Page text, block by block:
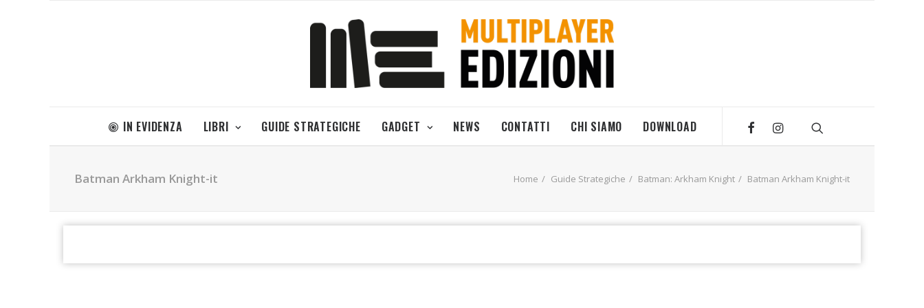
IN EVIDENZA LIBRI GUIDE STRATEGICHE GADGET NEWS CONTATTI CHI SIAMO DOWNLOAD
Batman Arkham Knight-it Home Guide Strategiche Batman: Arkham Knight Batman Arkham Knight-it